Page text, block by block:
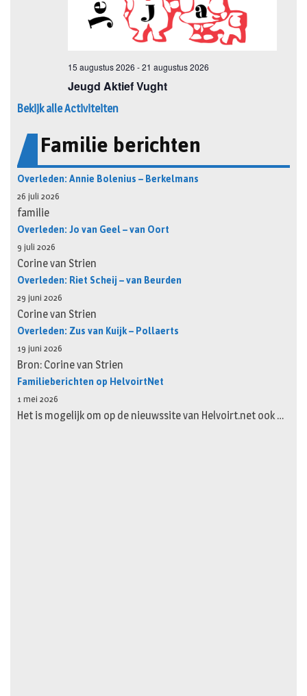
Bekijk alle Activiteiten
Familie berichten
Overleden: Annie Bolenius – Berkelmans
26 juli 2026
familie
Overleden: Jo van Geel – van Oort
9 juli 2026
Corine van Strien
Overleden: Riet Scheij – van Beurden
29 juni 2026
Corine van Strien
Overleden: Zus van Kuijk – Pollaerts
19 juni 2026
Bron: Corine van Strien
Familieberichten op HelvoirtNet
1 mei 2026
Het is mogelijk om op de nieuwssite van Helvoirt.net ook …